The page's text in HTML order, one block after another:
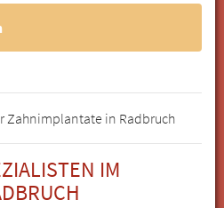
Zahnimplantate in Radbruch
IM